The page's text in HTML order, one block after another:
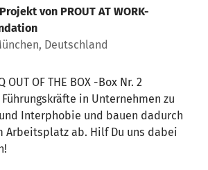
von PROUT AT WORK-
Deutschland
OUT OF THE BOX -Box Nr. 2
in Unternehmen zu
Interphobie und bauen dadurch
Arbeitsplatz ab. Hilf Du uns dabei